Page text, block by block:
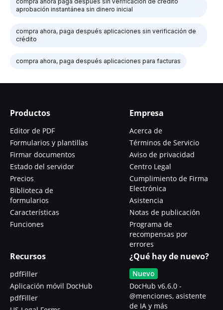
aprobación instantánea sin dinero inicial
compra ahora, paga después aplicaciones sin verificación de
crédito
compra ahora, paga después aplicaciones para facturas
Productos
Editor de PDF
Formularios y plantillas
Firmar documentos
Estado del servidor
Precios
Biblioteca de
formularios
Características
Funciones
Empresa
Acerca de
Términos de Servicio
Aviso de privacidad
Centro Legal
Cumplimiento de Firma
Electrónica
Asistencia
Notas de publicación
Programa de
recompensas por
errores
Recursos
pdfFiller
Aplicación móvil DocHub
pdfFiller
¿Qué hay de nuevo?
Nuevo
DocHub v6.6.0 -
@menciones, asistente
de IA y más